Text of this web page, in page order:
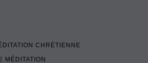
CHRÉTIENNE
MÉDITATION